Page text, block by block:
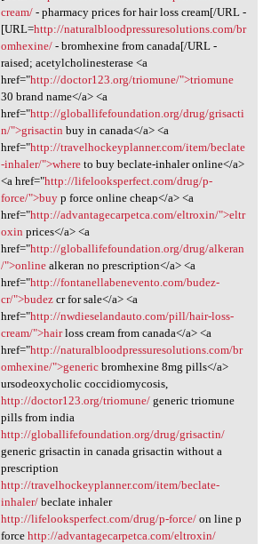
cream/- pharmacy prices for hair loss cream[/URL -
[URL=http://naturalbloodpressuresolutions.com/br
omhexine/- bromhexine from canada[/URL -
raised; acetylcholinesterase <a
href="http://doctor123.org/triomune/">triomune
30 brand name</a> <a
href="http://globallifefoundation.org/drug/grisacti
n/">grisactin buy in canada</a> <a
href="http://travelhockeyplanner.com/item/beclate
-inhaler/">whereto buy beclate-inhaler online</a>
<a href="http://lifelooksperfect.com/drug/p-
force/">buyp force online cheap</a> <a
href="http://advantagecarpetca.com/eltroxin/">eltr
oxin prices</a> <a
href="http://globallifefoundation.org/drug/alkeran
/">onlinealkeran no prescription</a> <a
href="http://fontanellabenevento.com/budez-
cr/">budezcr for sale</a> <a
href="http://nwdieselandauto.com/pill/hair-loss-
cream/">hairloss cream from canada</a> <a
href="http://naturalbloodpressuresolutions.com/br
omhexine/">genericbromhexine 8mg pills</a>
ursodeoxycholic coccidiomycosis,
http://doctor123.org/triomune/generic triomune
pills from india
http://globallifefoundation.org/drug/grisactin/
generic grisactin in canada grisactin without a
prescription
http://travelhockeyplanner.com/item/beclate-
inhaler/beclate inhaler
http://lifelooksperfect.com/drug/p-force/on line p
force http://advantagecarpetca.com/eltroxin/